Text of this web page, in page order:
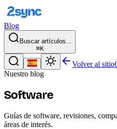
Blog
Buscar artículos...
⌘K
Volver al sitio
Nuestro blog
Software
Guías de software, revisiones,
áreas de interés.